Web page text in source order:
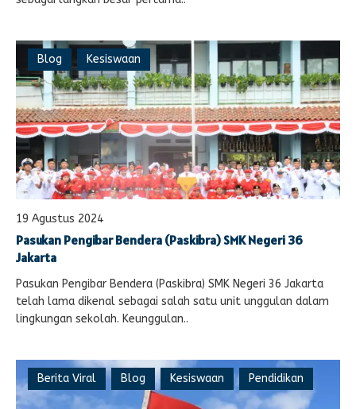
Blog Kesiswaan
19 Agustus 2024
Pasukan Pengibar Bendera (Paskibra) SMK Negeri 36
Jakarta
Pasukan Pengibar Bendera (Paskibra) SMK Negeri 36 Jakarta
telah lama dikenal sebagai salah satu unit unggulan dalam
lingkungan sekolah. Keunggulan..
Berita Viral Blog Kesiswaan Pendidikan